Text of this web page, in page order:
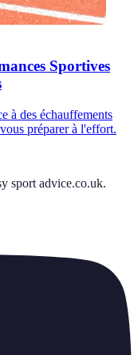
Sportives
à des échauffements
préparer à l'effort.
sport advice.co.uk.